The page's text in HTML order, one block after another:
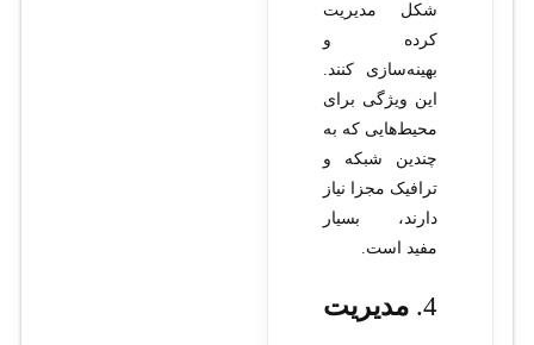
شکل مدیریت
کرده و
بهینه‌سازی کنند.
این ویژگی برای
محیط‌هایی که به
چندین شبکه و
ترافیک مجزا نیاز
دارند، بسیار
مفید است.
4. مدیریت